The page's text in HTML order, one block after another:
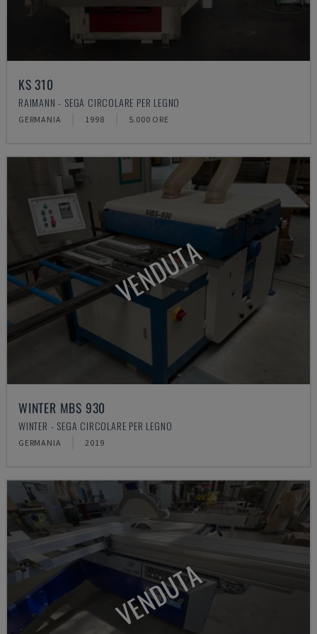
KS 310
RAIMANN - SEGA CIRCOLARE PER LEGNO
GERMANIA 1998 5.000 ORE
VENDUTA
WINTER MBS 930
WINTER - SEGA CIRCOLARE PER LEGNO
GERMANIA 2019
VENDUTA